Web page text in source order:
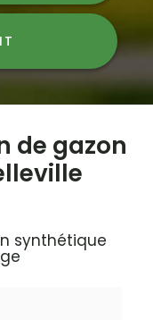
de gazon
synthétique